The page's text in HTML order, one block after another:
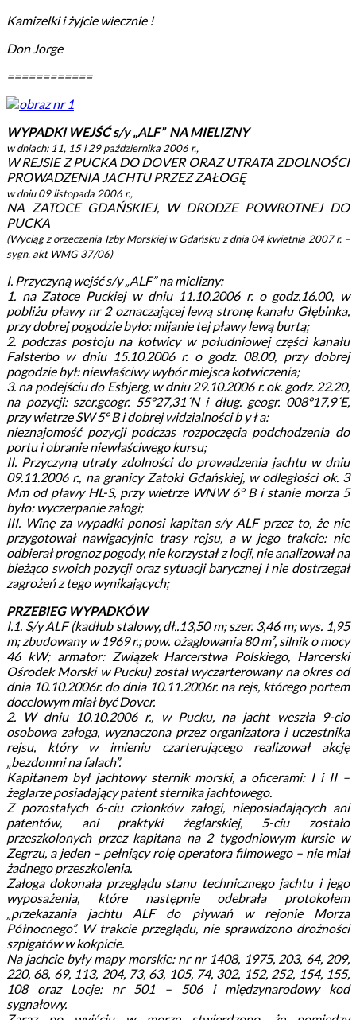
Kamizelki i żyjcie wiecznie !
Don Jorge
============
WYPADKI WEJŚĆ s/y „ALF” NA MIELIZNY
w dniach: 11, 15 i 29 października 2006 r.,
W REJSIE Z PUCKA DO DOVER ORAZ UTRATA ZDOLNOŚCI
PROWADZENIA JACHTU PRZEZ ZAŁOGĘ
w dniu 09 listopada 2006 r.,
NA ZATOCE GDAŃSKIEJ, W DRODZE POWROTNEJ DO
PUCKA
(Wyciąg z orzeczenia Izby Morskiej w Gdańsku z dnia 04 kwietnia 2007 r. –
sygn. akt WMG 37/06)
I. Przyczyną wejść s/y „ALF” na mielizny:
1. na Zatoce Puckiej w dniu 11.10.2006 r. o godz.16.00, w
pobliżu pławy nr 2 oznaczającej lewą stronę kanału Głębinka,
przy dobrej pogodzie było: mijanie tej pławy lewą burtą;
2. podczas postoju na kotwicy w południowej części kanału
Falsterbo w dniu 15.10.2006 r. o godz. 08.00, przy dobrej
pogodzie był: niewłaściwy wybór miejsca kotwiczenia;
3. na podejściu do Esbjerg, w dniu 29.10.2006 r. ok. godz. 22.20,
na pozycji: szer.geogr. 55°27,31´N i dług. geogr. 008°17,9´E,
przy wietrze SW 5° B i dobrej widzialności b y ł a:
nieznajomość pozycji podczas rozpoczęcia podchodzenia do
portu i obranie niewłaściwego kursu;
II. Przyczyną utraty zdolności do prowadzenia jachtu w dniu
09.11.2006 r., na granicy Zatoki Gdańskiej, w odległości ok. 3
Mm od pławy HL-S, przy wietrze WNW 6° B i stanie morza 5
było: wyczerpanie załogi;
III. Winę za wypadki ponosi kapitan s/y ALF przez to, że nie
przygotował nawigacyjnie trasy rejsu, a w jego trakcie: nie
odbierał prognoz pogody, nie korzystał z locji, nie analizował na
bieżąco swoich pozycji oraz sytuacji barycznej i nie dostrzegał
zagrożeń z tego wynikających;
PRZEBIEG WYPADKÓW
I.1. S/y ALF (kadłub stalowy, dł..13,50 m; szer. 3,46 m; wys. 1,95
m; zbudowany w 1969 r.; pow. ożaglowania 80 m², silnik o mocy
46 kW; armator: Związek Harcerstwa Polskiego, Harcerski
Ośrodek Morski w Pucku) został wyczarterowany na okres od
dnia 10.10.2006r. do dnia 10.11.2006r. na rejs, którego portem
docelowym miał być Dover.
2. W dniu 10.10.2006 r., w Pucku, na jacht weszła 9-cio
osobowa załoga, wyznaczona przez organizatora i uczestnika
rejsu, który w imieniu czarterującego realizował akcję
„bezdomni na falach”.
Kapitanem był jachtowy sternik morski, a oficerami: I i II –
żeglarze posiadający patent sternika jachtowego.
Z pozostałych 6-ciu członków załogi, nieposiadających ani
patentów, ani praktyki żeglarskiej, 5-ciu zostało
przeszkolonych przez kapitana na 2 tygodniowym kursie w
Zegrzu, a jeden – pełniący rolę operatora filmowego – nie miał
żadnego przeszkolenia.
Załoga dokonała przeglądu stanu technicznego jachtu i jego
wyposażenia, które następnie odebrała protokołem
„przekazania jachtu ALF do pływań w rejonie Morza
Północnego”. W trakcie przeglądu, nie sprawdzono drożności
szpigatów w kokpicie.
Na jachcie były mapy morskie: nr nr 1408, 1975, 203, 64, 209,
220, 68, 69, 113, 204, 73, 63, 105, 74, 302, 152, 252, 154, 155,
108 oraz Locje: nr 501 – 506 i międzynarodowy kod
sygnałowy.